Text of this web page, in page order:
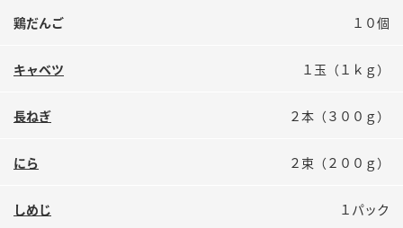
ミツカンのCM
検索
業務用サイト 製造所固有記号一覧
鶏だんご １０個
キャベツ １玉（１ｋｇ）
長ねぎ ２本（３００ｇ）
にら ２束（２００ｇ）
しめじ １パック